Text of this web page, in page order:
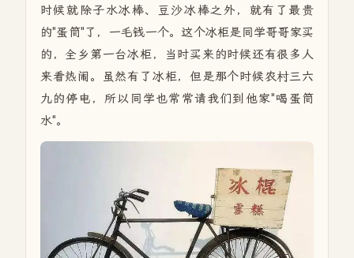
时候就除子水冰棒、豆沙冰棒之外，就有了最贵
的"蛋筒"了，一毛钱一个。这个冰柜是同学哥哥家买
的，全乡第一台冰柜，当时买来的时候还有很多人
来看热闹。虽然有了冰柜，但是那个时候农村三六
九的停电，所以同学也常常请我们到他家"喝蛋筒
水"。